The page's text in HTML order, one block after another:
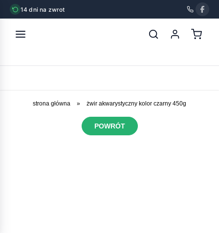
14 dni na zwrot
strona główna » żwir akwarystyczny kolor czarny 450g
POWRÓT